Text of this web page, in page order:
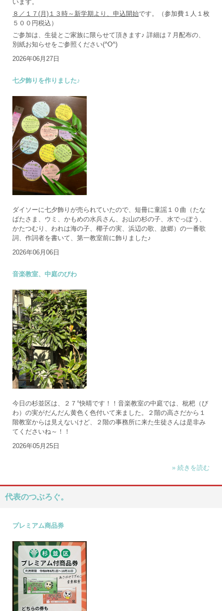
います。
８／１７(月)１３時～新学期より、申込開始です。（参加費１人１枚
５００円税込）
ご参加は、生徒とご家族に限らせて頂きます♪ 詳細は７月配布の、
別紙お知らせをご参照ください(^O^)
2026年06月27日
七夕飾りを作りました♪
ダイソーに七夕飾りが売られていたので、短冊に童謡１０曲（たな
ばたさま、ウミ、かもめの水兵さん、お山の杉の子、水でっぽう、
かたつむり、われは海の子、椰子の実、浜辺の歌、故郷）の一番歌
詞、作詞者を書いて、第一教室前に飾りました♪
2026年06月06日
音楽教室、中庭のびわ
今日の杉並区は、２７°快晴です！！音楽教室の中庭では、枇杷（び
わ）の実がだんだん黄色く色付いて来ました。２階の高さだから１
階教室からは見えないけど、２階の事務所に来た生徒さんは是非み
てくださいね～！！
2026年05月25日
» 続きを読む
代表のつぶろぐ。
プレミアム商品券